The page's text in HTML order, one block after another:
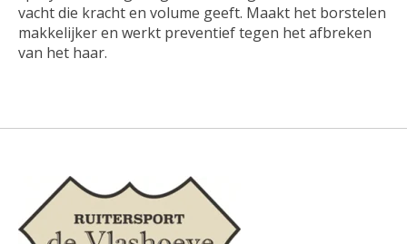
vacht die kracht en volume geeft. Maakt het borstelen
makkelijker en werkt preventief tegen het afbreken
van het haar.